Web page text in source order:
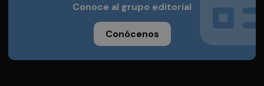
Conoce al grupo editorial
Conócenos